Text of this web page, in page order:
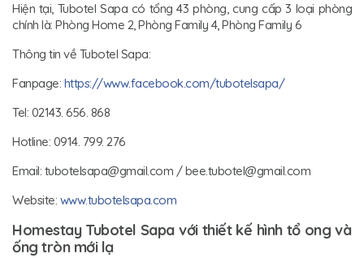
Hiện tại, Tubotel Sapa có tổng 43 phòng, cung cấp 3 loại phòng
chính là: Phòng Home 2, Phòng Family 4, Phòng Family 6
Thông tin về Tubotel Sapa:
Fanpage: https://www.facebook.com/tubotelsapa/
Tel: 02143. 656. 868
Hotline: 0914. 799. 276
Email: tubotelsapa@gmail.com / bee.tubotel@gmail.com
Website: www.tubotelsapa.com
Homestay Tubotel Sapa với thiết kế hình tổ ong và
ống tròn mới lạ